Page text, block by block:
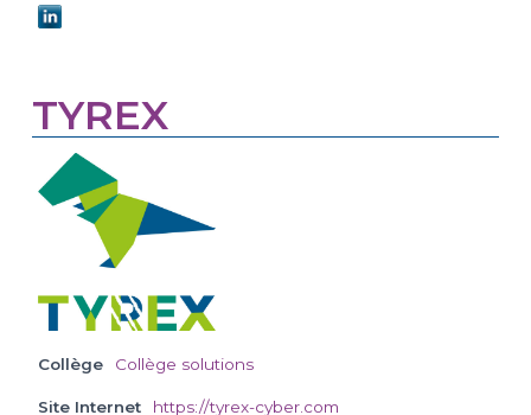
TYREX
Collège Collège solutions
Site Internet https://tyrex-cyber.com